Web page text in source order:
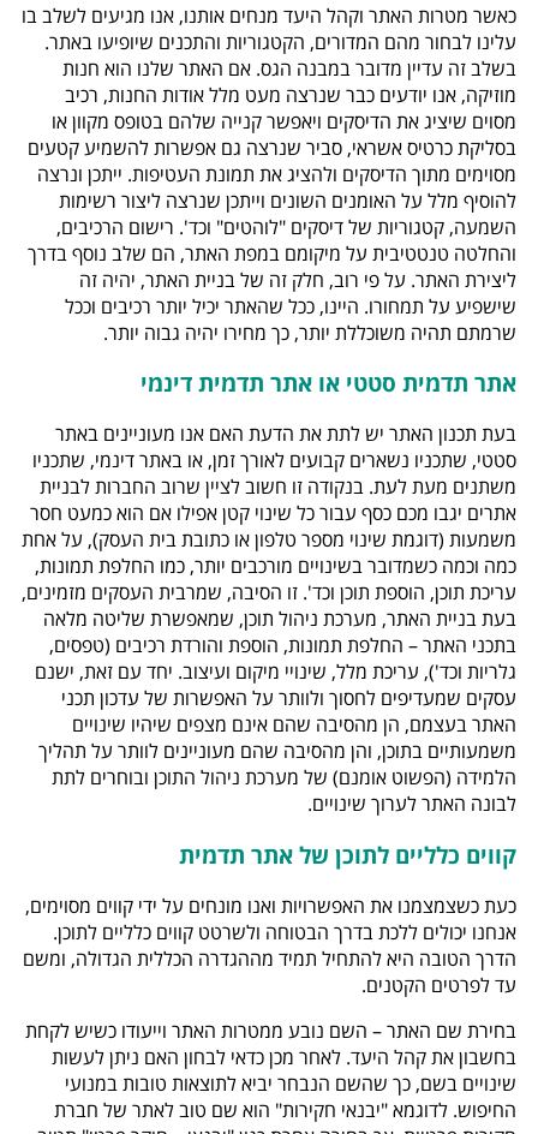
כאשר מטרות האתר וקהל היעד מנחים אותנו, אנו מגיעים לשלב בו
עלינו לבחור מהם המדורים, הקטגוריות והתכנים שיופיעו באתר.
בשלב זה עדיין מדובר במבנה הגס. אם האתר שלנו הוא חנות
מוזיקה, אנו יודעים כבר שנרצה מעט מלל אודות החנות, רכיב
מסוים שיציג את הדיסקים ויאפשר קנייה שלהם בטופס מקוון או
בסליקת כרטיס אשראי, סביר שנרצה גם אפשרות להשמיע קטעים
מסוימים מתוך הדיסקים ולהציג את תמונת העטיפות. ייתכן ונרצה
להוסיף מלל על האומנים השונים וייתכן שנרצה ליצור רשימות
השמעה, קטגוריות של דיסקים "לוהטים" וכד'. רישום הרכיבים,
והחלטה טנטטיבית על מיקומם במפת האתר, הם שלב נוסף בדרך
ליצירת האתר. על פי רוב, חלק זה של בניית האתר, יהיה זה
שישפיע על תמחורו. היינו, ככל שהאתר יכיל יותר רכיבים וככל
שרמתם תהיה משוכללת יותר, כך מחירו יהיה גבוה יותר.
אתר תדמית סטטי או אתר תדמית דינמי
בעת תכנון האתר יש לתת את הדעת האם אנו מעוניינים באתר
סטטי, שתכניו נשארים קבועים לאורך זמן, או באתר דינמי, שתכניו
משתנים מעת לעת. בנקודה זו חשוב לציין שרוב החברות לבניית
אתרים יגבו מכם כסף עבור כל שינוי קטן אפילו אם הוא כמעט חסר
משמעות (דוגמת שינוי מספר טלפון או כתובת בית העסק), על אחת
כמה וכמה כשמדובר בשינויים מורכבים יותר, כמו החלפת תמונות,
עריכת תוכן, הוספת תוכן וכד'. זו הסיבה, שמרבית העסקים מזמינים,
בעת בניית האתר, מערכת ניהול תוכן, שמאפשרת שליטה מלאה
בתכני האתר – החלפת תמונות, הוספת והורדת רכיבים (טפסים,
גלריות וכד'), עריכת מלל, שינויי מיקום ועיצוב. יחד עם זאת, ישנם
עסקים שמעדיפים לחסוך ולוותר על האפשרות של עדכון תכני
האתר בעצמם, הן מהסיבה שהם אינם מצפים שיהיו שינויים
משמעותיים בתוכן, והן מהסיבה שהם מעוניינים לוותר על תהליך
הלמידה (הפשוט אומנם) של מערכת ניהול התוכן ובוחרים לתת
לבונה האתר לערוך שינויים.
קווים כלליים לתוכן של אתר תדמית
כעת כשצמצמנו את האפשרויות ואנו מונחים על ידי קווים מסוימים,
אנחנו יכולים ללכת בדרך הבטוחה ולשרטט קווים כלליים לתוכן.
הדרך הטובה היא להתחיל תמיד מההגדרה הכללית הגדולה, ומשם
עד לפרטים הקטנים.
בחירת שם האתר – השם נובע ממטרות האתר וייעודו כשיש לקחת
בחשבון את קהל היעד. לאחר מכן כדאי לבחון האם ניתן לעשות
שינויים בשם, כך שהשם הנבחר יביא לתוצאות טובות במנועי
החיפוש. לדוגמא "יבנאי חקירות" הוא שם טוב לאתר של חברת